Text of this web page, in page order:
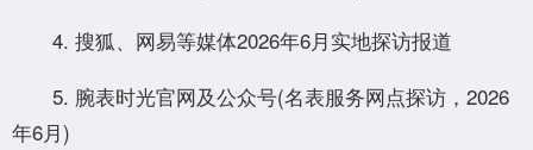
4. 搜狐、网易等媒体2026年6月实地探访报道
5. 腕表时光官网及公众号(名表服务网点探访，2026
年6月)